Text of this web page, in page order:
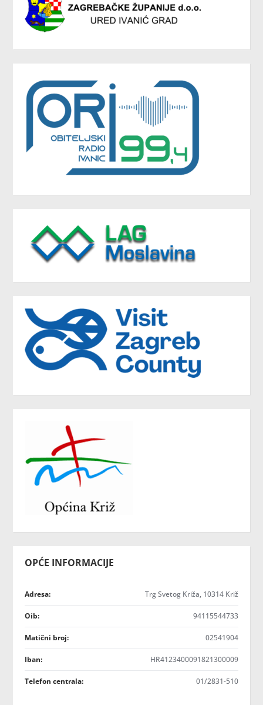
OPĆE INFORMACIJE
Adresa: Trg Svetog Križa, 10314 Križ
Oib: 94115544733
Matični broj: 02541904
Iban: HR4123400091821300009
Telefon centrala: 01/2831-510